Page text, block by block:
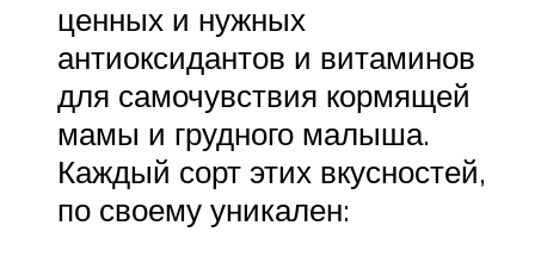
ценных и нужных
антиоксидантов и витаминов
для самочувствия кормящей
мамы и грудного малыша.
Каждый сорт этих вкусностей,
по своему уникален: